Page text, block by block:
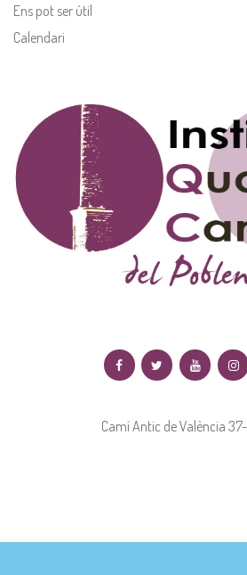
Ens pot ser útil
Calendari
Camí Antic de València